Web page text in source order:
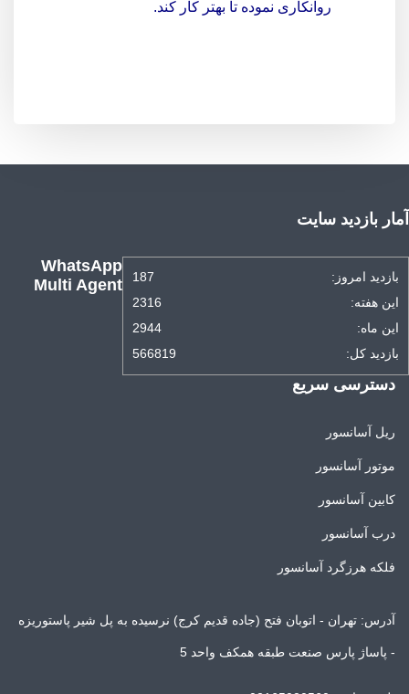
روانکاری نموده تا بهتر کار کند.
آمار بازدید سایت
بازدید امروز:
187
این هفته:
2316
این ماه:
2944
بازدید کل:
566819
WhatsApp
Multi Agent
دسترسی سریع
ریل آسانسور
موتور آسانسور
کابین آسانسور
درب آسانسور
فلکه هرزگرد آسانسور
آدرس: تهران - اتوبان فتح (جاده قدیم کرج) نرسیده به پل شیر پاستوریزه
- پاساژ پارس صنعت طبقه همکف واحد 5